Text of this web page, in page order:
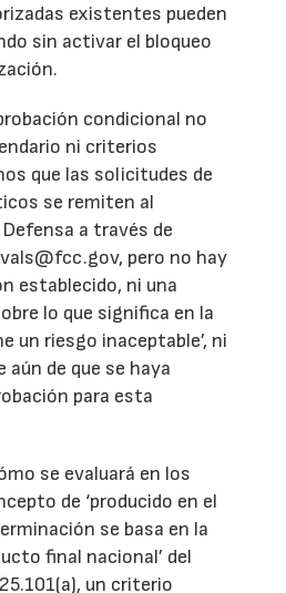
existentes pueden
sin activar el bloqueo
condicional no
ni criterios
que las solicitudes de
se remiten al
a través de
pero no hay
establecido, ni una
lo que significa en la
un riesgo inaceptable’, ni
de que se haya
para esta
se evaluará en los
de ‘producido en el
se basa en la
final nacional’ del
un criterio